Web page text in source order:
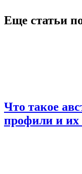
Еще статьи
Что такое
профили и их